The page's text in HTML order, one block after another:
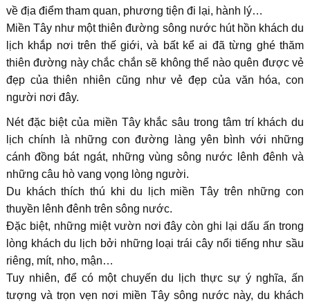
về địa điểm tham quan, phương tiện đi lại, hành lý…
Miền Tây như một thiên đường sông nước hút hồn khách du
lịch khắp nơi trên thế giới, và bất kể ai đã từng ghé thăm
thiên đường này chắc chắn sẽ không thể nào quên được vẻ
đẹp của thiên nhiên cũng như vẻ đẹp của văn hóa, con
người nơi đây.
Nét đặc biệt của miền Tây khắc sâu trong tâm trí khách du
lịch chính là những con đường làng yên bình với những
cánh đồng bát ngát, những vùng sông nước lênh đênh và
những câu hò vang vọng lòng người.
Du khách thích thú khi du lịch miền Tây trên những con
thuyền lênh đênh trên sông nước.
Đặc biệt, những miệt vườn nơi đây còn ghi lại dấu ấn trong
lòng khách du lịch bởi những loại trái cây nổi tiếng như sầu
riêng, mít, nho, mận…
Tuy nhiên, để có một chuyến du lịch thực sự ý nghĩa, ấn
tượng và trọn vẹn nơi miền Tây sông nước này, du khách